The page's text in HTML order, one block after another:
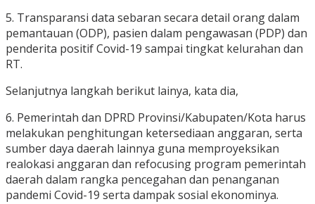
5. Transparansi data sebaran secara detail orang dalam
pemantauan (ODP), pasien dalam pengawasan (PDP) dan
penderita positif Covid-19 sampai tingkat kelurahan dan
RT.
Selanjutnya langkah berikut lainya, kata dia,
6. Pemerintah dan DPRD Provinsi/Kabupaten/Kota harus
melakukan penghitungan ketersediaan anggaran, serta
sumber daya daerah lainnya guna memproyeksikan
realokasi anggaran dan refocusing program pemerintah
daerah dalam rangka pencegahan dan penanganan
pandemi Covid-19 serta dampak sosial ekonominya.